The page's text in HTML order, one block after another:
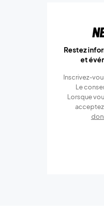
Restez
et
Inscrivez-
Le
Lorsque
acceptez.